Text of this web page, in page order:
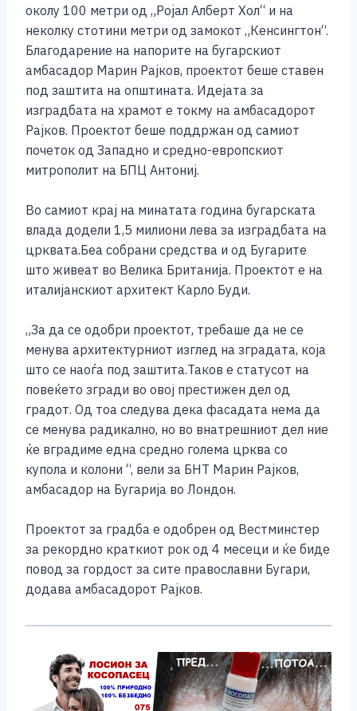
околу 100 метри од „Ројал Алберт Хол“ и на
неколку стотини метри од замокот „Кенсингтон“.
Благодарение на напорите на бугарскиот
амбасадор Марин Рајков, проектот беше ставен
под заштита на општината. Идејата за
изградбата на храмот е токму на амбасадорот
Рајков. Проектот беше поддржан од самиот
почеток од Западно и средно-европскиот
митрополит на БПЦ Антониј.
Во самиот крај на минатата година бугарската
влада додели 1,5 милиони лева за изградбата на
црквата.Беа собрани средства и од Бугарите
што живеат во Велика Британија. Проектот е на
италијанскиот архитект Карло Буди.
„За да се одобри проектот, требаше да не се
менува архитектурниот изглед на зградата, која
што се наоѓа под заштита.Таков е статусот на
повеќето згради во овој престижен дел од
градот. Од тоа следува дека фасадата нема да
се менува радикално, но во внатрешниот дел ние
ќе вградиме една средно голема црква со
купола и колони “, вели за БНТ Марин Рајков,
амбасадор на Бугарија во Лондон.
Проектот за градба е одобрен од Вестминстер
за рекордно краткиот рок од 4 месеци и ќе биде
повод за гордост за сите православни Бугари,
додава амбасадорот Рајков.